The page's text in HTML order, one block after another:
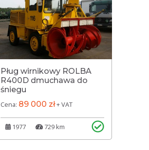
Pług wirnikowy ROLBA
R400D dmuchawa do
śniegu
Cena: 89 000 zł+ VAT
1977 729 km